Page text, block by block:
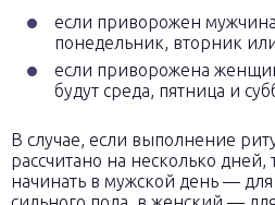
если приворожен
понедельник, вторник
если приворожена
будут среда, пятница и
В случае, если выполнение
рассчитано на несколько дней,
начинать в мужской день — для